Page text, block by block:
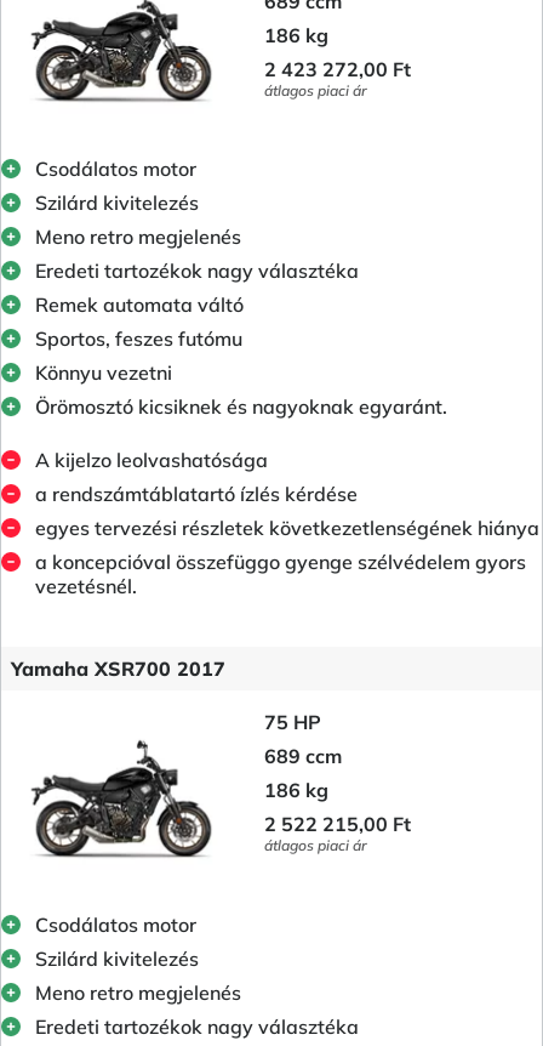
186 kg
2 423 272,00 Ft
átlagos piaci ár
Csodálatos motor
Szilárd kivitelezés
Meno retro megjelenés
Eredeti tartozékok nagy választéka
Remek automata váltó
Sportos, feszes futómu
Könnyu vezetni
Örömosztó kicsiknek és nagyoknak egyaránt.
A kijelzo leolvashatósága
a rendszámtáblatartó ízlés kérdése
egyes tervezési részletek következetlenségének hiánya
a koncepcióval összefüggo gyenge szélvédelem gyors
vezetésnél.
Yamaha XSR700 2017
75 HP
689 ccm
186 kg
2 522 215,00 Ft
átlagos piaci ár
Csodálatos motor
Szilárd kivitelezés
Meno retro megjelenés
Eredeti tartozékok nagy választéka